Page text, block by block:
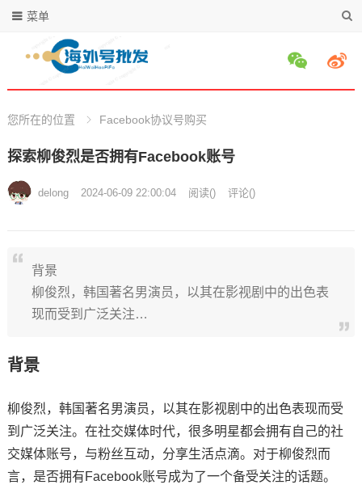
菜单
您所在的位置 Facebook协议号购买
探索柳俊烈是否拥有Facebook账号
delong 2024-06-09 22:00:04 阅读() 评论()
背景
柳俊烈，韩国著名男演员，以其在影视剧中的出色表
现而受到广泛关注…
背景
柳俊烈，韩国著名男演员，以其在影视剧中的出色表现而受
到广泛关注。在社交媒体时代，很多明星都会拥有自己的社
交媒体账号，与粉丝互动，分享生活点滴。对于柳俊烈而
言，是否拥有Facebook账号成为了一个备受关注的话题。